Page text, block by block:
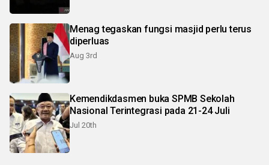
Menag tegaskan fungsi masjid perlu terus
diperluas
Aug 3rd
Kemendikdasmen buka SPMB Sekolah
Nasional Terintegrasi pada 21-24 Juli
Jul 20th